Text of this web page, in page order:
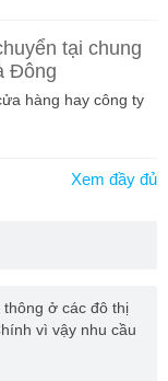
tại chung
Đông
hàng hay công ty
Xem đầy đủ
thông ở các đô thị
vì vậy nhu cầu